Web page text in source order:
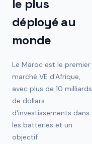
le plus
déployé au
monde
Le Maroc est le premier
marché VE d'Afrique,
avec plus de 10 milliards
de dollars
d'investissements dans
les batteries et un
objectif